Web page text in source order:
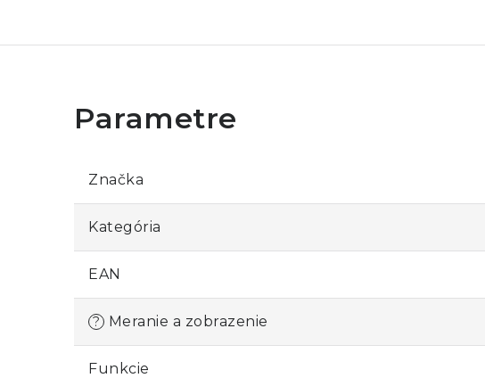
Značka
Kategória
EAN
? Meranie a zobrazenie
Funkcie